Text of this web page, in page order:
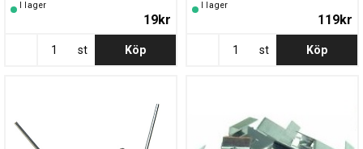
I lager
19kr
st Köp
I lager
119kr
st Köp